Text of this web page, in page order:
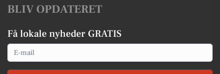
BLIV OPDATERET
Få lokale nyheder GRATIS
Email